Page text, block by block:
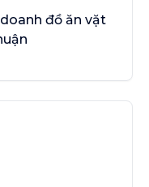
đồ ăn vặt